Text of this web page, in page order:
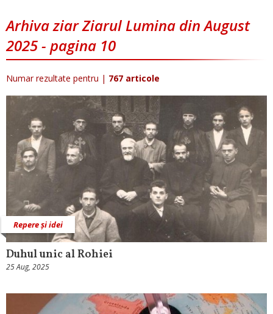
Arhiva ziar Ziarul Lumina din August
2025 - pagina 10
Numar rezultate pentru | 767 articole
Repere și idei
Duhul unic al Rohiei
25 Aug, 2025